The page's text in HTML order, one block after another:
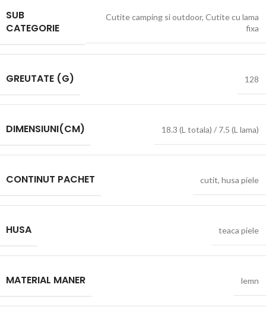
SUB
CATEGORIE
Cutite camping si outdoor, Cutite cu lama
fixa
GREUTATE (G) 128
DIMENSIUNI(CM) 18.3 (L totala) / 7.5 (L lama)
CONTINUT PACHET cutit, husa piele
HUSA teaca piele
MATERIAL MANER lemn